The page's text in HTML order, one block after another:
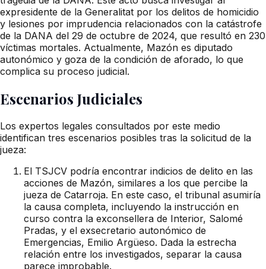
expresidente de la Generalitat por los delitos de homicidio
y lesiones por imprudencia relacionados con la catástrofe
de la DANA del 29 de octubre de 2024, que resultó en 230
víctimas mortales. Actualmente, Mazón es diputado
autonómico y goza de la condición de aforado, lo que
complica su proceso judicial.
Escenarios Judiciales
Los expertos legales consultados por este medio
identifican tres escenarios posibles tras la solicitud de la
jueza:
El TSJCV podría encontrar indicios de delito en las
acciones de Mazón, similares a los que percibe la
jueza de Catarroja. En este caso, el tribunal asumiría
la causa completa, incluyendo la instrucción en
curso contra la exconsellera de Interior, Salomé
Pradas, y el exsecretario autonómico de
Emergencias, Emilio Argüeso. Dada la estrecha
relación entre los investigados, separar la causa
parece improbable.